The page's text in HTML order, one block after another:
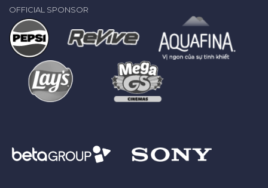
OFFICIAL SPONSOR